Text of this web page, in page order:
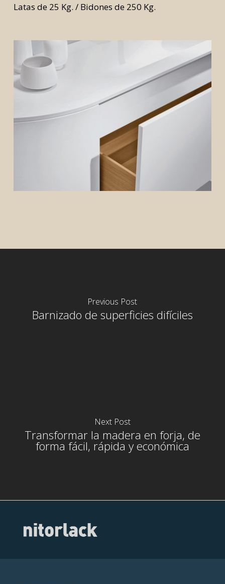
Latas de 25 Kg. / Bidones de 250 Kg.
Previous Post
Barnizado de superficies difíciles
Next Post
Transformar la madera en forja, de
forma fácil, rápida y económica